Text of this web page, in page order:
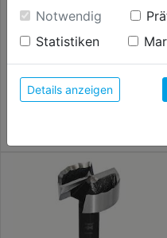
Forstnerbohrer-Set DM 35mm
23,99€
Einwilligung werden die
unter anderem auch in
Durch Klick auf "Alle
der Verwendung aller
anzeigen" findest du
unterschiedlichen
Konfigurieren" kannst
du zulassen möchtest
Weitere Informationen
Datenschutzerklärung
Notwendig
Statistiken
Details anzeigen